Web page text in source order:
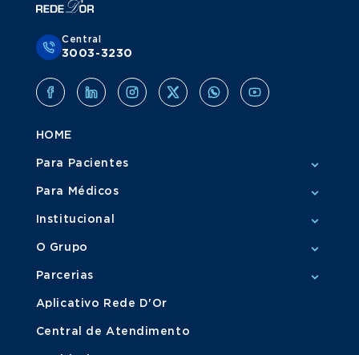
Central
3003-3230
HOME
Para Pacientes
Para Médicos
Institucional
O Grupo
Parcerias
Aplicativo Rede D'Or
Central de Atendimento